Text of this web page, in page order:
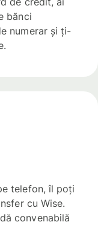
bănci
numerar și ți-
telefon, îl poți
cu Wise.
convenabilă